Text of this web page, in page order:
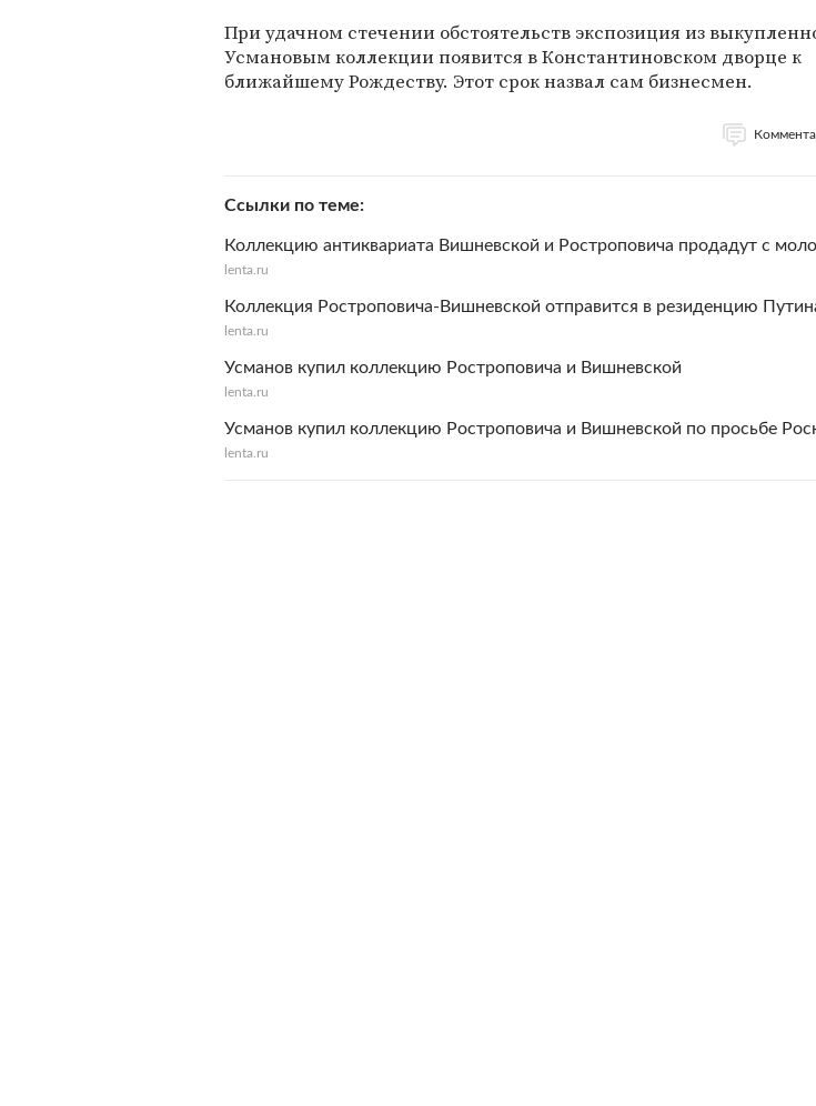
При удачном стечении обстоятельств экспозиция из
Усмановым коллекции появится в Константиновском дворце к
ближайшему Рождеству. Этот срок назвал сам бизнесмен.
Ссылки по теме
Коллекцию антиквариата Вишневской и Ростроповича продадут с
lenta.ru
Коллекция Ростроповича-Вишневской отправится в резиденцию
lenta.ru
Усманов купил коллекцию Рoстроповича и Вишневской
lenta.ru
Усманов купил коллекцию Ростроповича и Вишневской по просьбе
lenta.ru